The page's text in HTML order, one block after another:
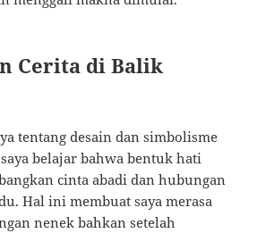
Cerita di Balik
tentang desain dan simbolisme
belajar bahwa bentuk hati
cinta abadi dan hubungan
Hal ini membuat saya merasa
nenek bahkan setelah